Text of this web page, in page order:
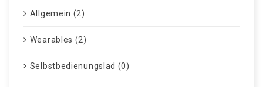
Allgemein (2)
Wearables (2)
Selbstbedienungslad (0)